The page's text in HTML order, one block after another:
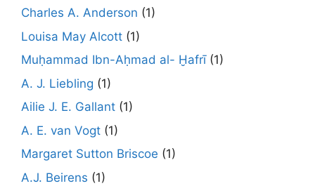
Charles A. Anderson (1)
Louisa May Alcott (1)
Muḥammad Ibn-Aḥmad al- Ḫafrī(1)
A. J. Liebling (1)
Ailie J. E. Gallant (1)
A. E. van Vogt (1)
Margaret Sutton Briscoe (1)
A.J. Beirens (1)